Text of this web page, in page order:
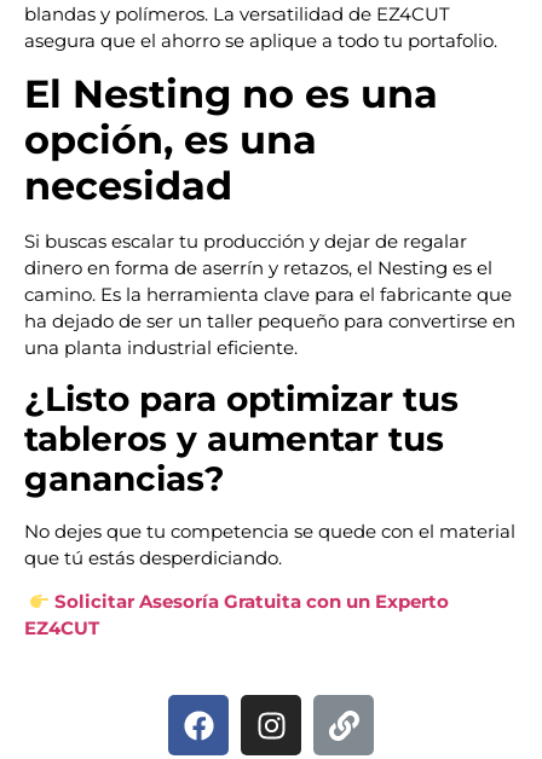
blandas y polímeros. La versatilidad de EZ4CUT
asegura que el ahorro se aplique a todo tu portafolio.
El Nesting no es una
opción, es una
necesidad
Si buscas escalar tu producción y dejar de regalar
dinero en forma de aserrín y retazos, el Nesting es el
camino. Es la herramienta clave para el fabricante que
ha dejado de ser un taller pequeño para convertirse en
una planta industrial eficiente.
¿Listo para optimizar tus
tableros y aumentar tus
ganancias?
No dejes que tu competencia se quede con el material
que tú estás desperdiciando.
Solicitar Asesoría Gratuita con un Experto
EZ4CUT